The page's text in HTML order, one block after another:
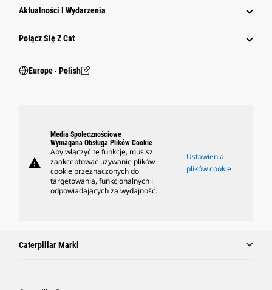
Aktualności I Wydarzenia
Połącz Się Z Cat
Europe ‧ Polish
warning
Media Społecznościowe
Wymagana Obsługa Plików Cookie
Aby włączyć tę funkcję, musisz
zaakceptować używanie plików
cookie przeznaczonych do
targetowania, funkcjonalnych i
odpowiadających za wydajność.
Ustawienia
plików cookie
Caterpillar Marki